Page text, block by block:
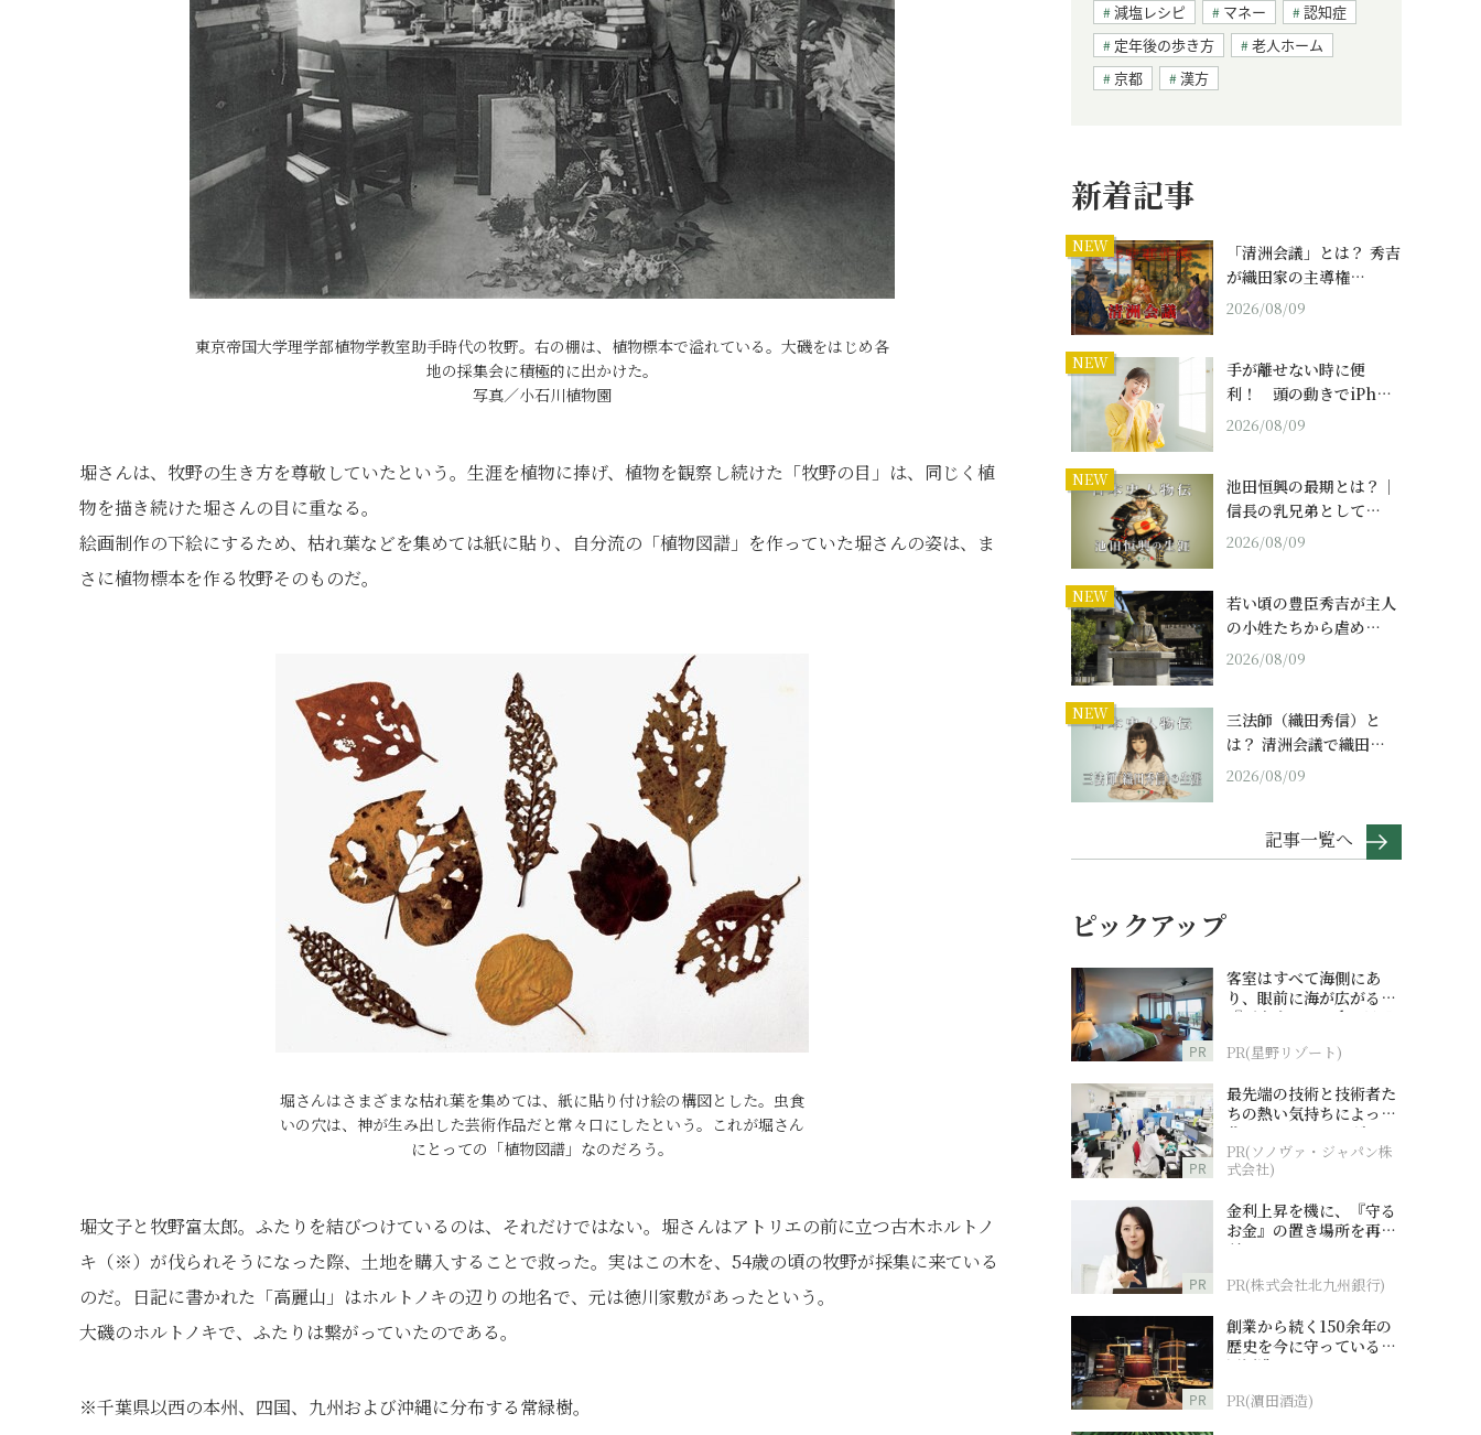
東京帝国大学理学部植物学教室助手時代の牧野。右の棚は、植物標本で溢れている。大磯をはじめ各
地の採集会に積極的に出かけた。
写真／小石川植物園
堀さんは、牧野の生き方を尊敬していたという。生涯を植物に捧げ、植物を観察し続けた「牧野の目」は、同じく植
物を描き続けた堀さんの目に重なる。
絵画制作の下絵にするため、枯れ葉などを集めては紙に貼り、自分流の「植物図譜」を作っていた堀さんの姿は、ま
さに植物標本を作る牧野そのものだ。
堀さんはさまざまな枯れ葉を集めては、紙に貼り付け絵の構図とした。虫食
いの穴は、神が生み出した芸術作品だと常々口にしたという。これが堀さん
にとっての「植物図譜」なのだろう。
堀文子と牧野富太郎。ふたりを結びつけているのは、それだけではない。堀さんはアトリエの前に立つ古木ホルトノ
キ（※）が伐られそうになった際、土地を購入することで救った。実はこの木を、54歳の頃の牧野が採集に来ている
のだ。日記に書かれた「高麗山」はホルトノキの辺りの地名で、元は徳川家敷があったという。
大磯のホルトノキで、ふたりは繋がっていたのである。
※千葉県以西の本州、四国、九州および沖縄に分布する常緑樹。
減塩レシピ
マネー
認知症
定年後の歩き方
老人ホーム
京都
漢方
新着記事
NEW
「清洲会議」とは？ 秀吉
が織田家の主導権…
2026/08/09
NEW
手が離せない時に便
利！ 頭の動きでiPh…
2026/08/09
NEW
池田恒興の最期とは？｜
信長の乳兄弟として…
2026/08/09
NEW
若い頃の豊臣秀吉が主人
の小姓たちから虐め…
2026/08/09
NEW
三法師（織田秀信）と
は？ 清洲会議で織田…
2026/08/09
記事一覧へ
ピックアップ
PR
客室はすべて海側にあ
り、眼前に海が広がる
『西表島ホテル by 星野
PR(星野リゾート)
PR
最先端の技術と技術者た
ちの熱い気持ちによって
作られているオーダーメ
イド補聴器
PR(ソノヴァ・ジャパン株
式会社)
PR
金利上昇を機に、『守る
お金』の置き場所を再検
討
PR(株式会社北九州銀行)
PR
創業から続く150余年の
歴史を今に守っている濵
田酒造
PR(濵田酒造)